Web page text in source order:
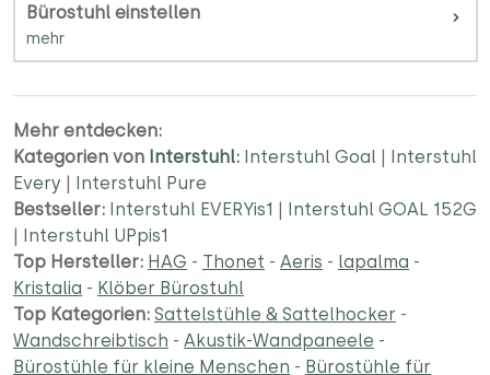
Bürostuhl einstellen
Mehr entdecken:
Kategorien von Interstuhl: Interstuhl Goal | Interstuhl
Every | Interstuhl Pure
Bestseller: Interstuhl EVERYis1 | Interstuhl GOAL 152G
| Interstuhl UPpis1
Top Hersteller: HAG - Thonet - Aeris - lapalma -
Kristalia - Klöber Bürostuhl
Top Kategorien: Sattelstühle & Sattelhocker -
Wandschreibtisch - Akustik-Wandpaneele -
Bürostühle für kleine Menschen - Bürostühle für